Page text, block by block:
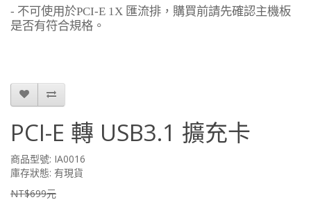
- 不可使用於PCI-E 1X 匯流排，購買前請先確認主機板
是否有符合規格。
PCI-E 轉 USB3.1 擴充卡
商品型號: IA0016
庫存狀態: 有現貨
NT$699元